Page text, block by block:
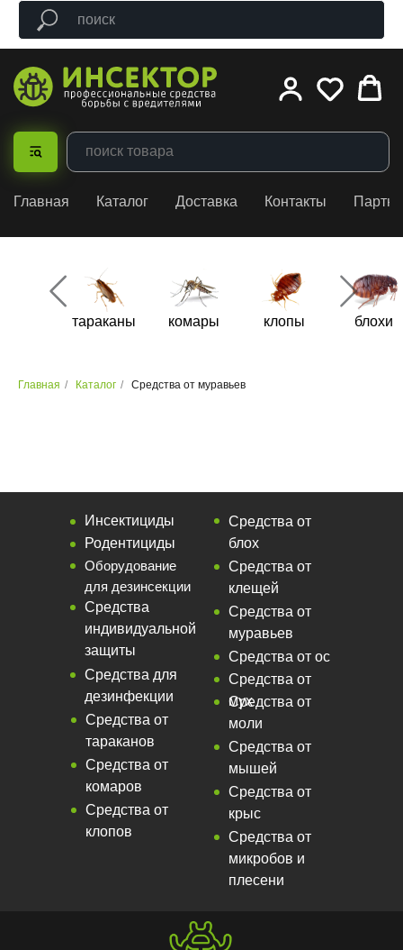
Главная Каталог Доставка Контакты
блохи
клопы
комары
тараканы
Главная / Каталог / Средства от муравьев
Средства от
микробов и
плесени
Средства от
крыс
Средства от
мышей
Средства от
моли
Средства от
мух
Средства от ос
Средства от
муравьев
Средства от
клещей
Средства от
блох
Средства от
клопов
Средства от
комаров
Средства от
тараканов
Средства для
дезинфекции
Средства
индивидуальной
защиты
Оборудование
для дезинсекции
Родентициды
Инсектициды